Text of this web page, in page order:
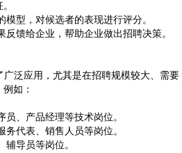
型，对候选者的表现进行评分。
馈给企业，帮助企业做出招聘决策。
泛应用，尤其是在招聘规模较大、需要
如：
、产品经理等技术岗位。
代表、销售人员等岗位。
导员等岗位。